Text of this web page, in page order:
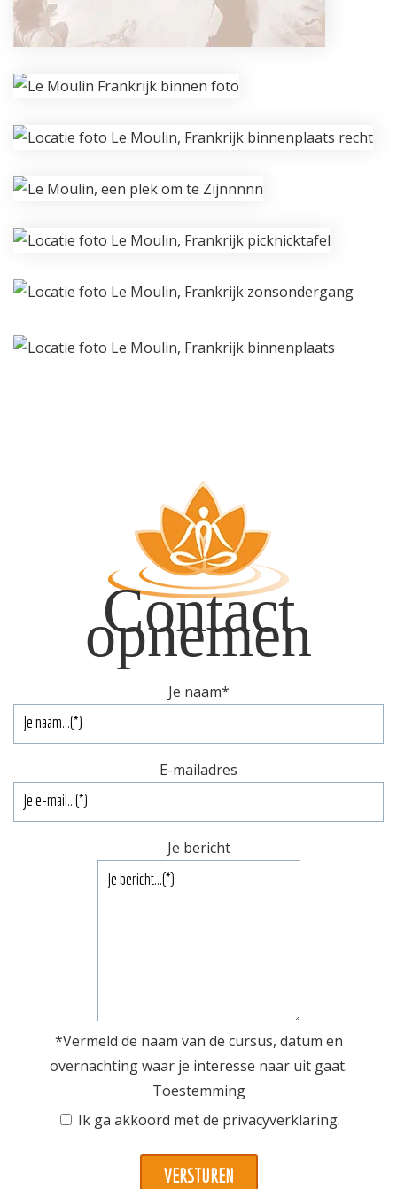
Contact
opnemen
Je naam*
E-mailadres
Je bericht
*Vermeld de naam van de cursus, datum en
overnachting waar je interesse naar uit gaat.
Toestemming
Ik ga akkoord met de privacyverklaring.